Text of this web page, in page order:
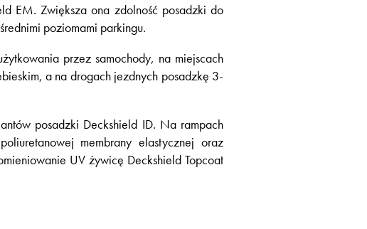
EM. Zwiększa ona zdolność posadzki do
poziomami parkingu.
przez samochody, na miejscach
a na drogach jezdnych posadzkę 3-
posadzki Deckshield ID. Na rampach
membrany elastycznej oraz
UV żywicę Deckshield Topcoat